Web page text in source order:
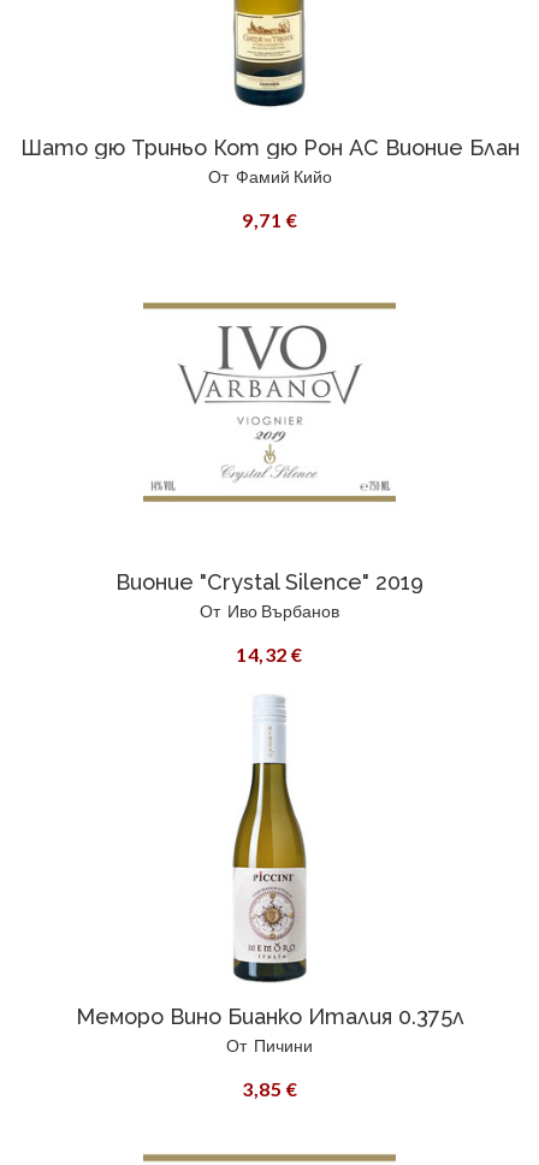
Шато дю Триньо Кот дю Рон AC Вионие Блан
От Фамий Кийо
9,71 €
Вионие "Crystal Silence" 2019
От Иво Върбанов
14,32 €
Меморо Вино Бианко Италия 0.375л
От Пичини
3,85 €